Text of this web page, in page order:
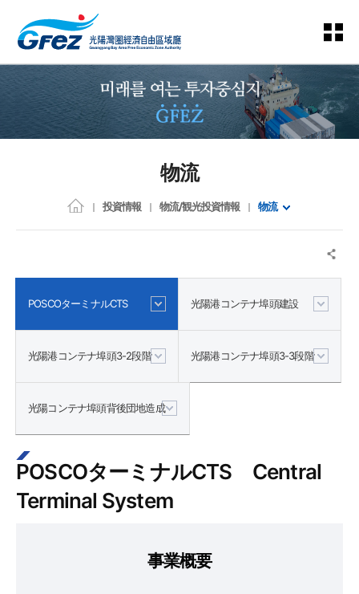
物流
投資情報 物流/観光投資情報 物流
POSCOターミナルCTS 光陽港コンテナ埠頭建設
光陽港コンテナ埠頭3-2段階 光陽港コンテナ埠頭3-3段階
光陽コンテナ埠頭背後団地造成
POSCOターミナルCTS Central
Terminal System
事業概要